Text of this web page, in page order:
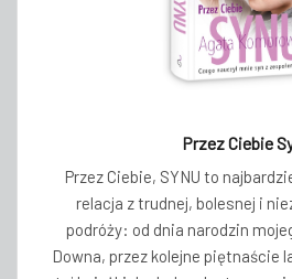
Przez Ciebie
Przez Ciebie, SYNU to
relacja z trudnej, bolesnej i
podróży: od dnia narodzin
Downa, przez kolejne piętnaście